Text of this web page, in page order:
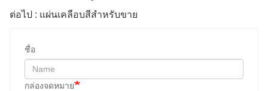
ต่อไป : แผ่นเคลือบสีสําหรับขาย
ชื่อ
กล่องจดหมาย